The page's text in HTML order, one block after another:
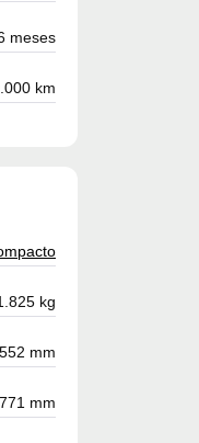
meses
km
kg
mm
mm